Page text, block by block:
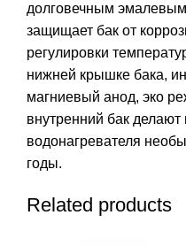
долговечным
защищает бак от
регулировки
нижней крышке бака,
магниевый анод, эко
внутренний бак делают
водонагревателя
годы.
Related products